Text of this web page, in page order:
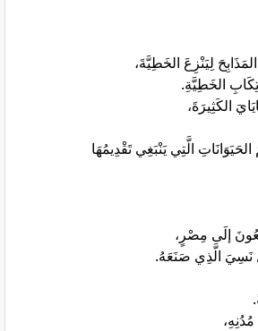
لِيَنْزِعَ الخَطِيَّةَ،
الخَطِيَّةِ.
الكَثِيرَةَ،
الَّتِي يَنْبَغِي تَقْدِيمُهَا
إلَى مِصْرٍ،
نَسِيَ الَّذِي صَنَعَهُ.